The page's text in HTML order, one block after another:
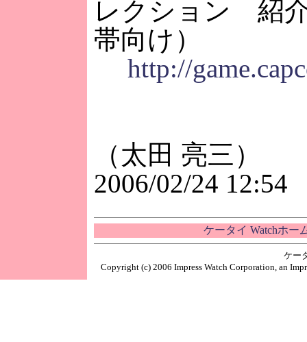
レクション 紹
帯向け）
http://
（太田 亮三）
2006/02/24 12:54
ケータイ Watchホー
ケー
Copyright (c) 2006 Impress Watch Corporation, an